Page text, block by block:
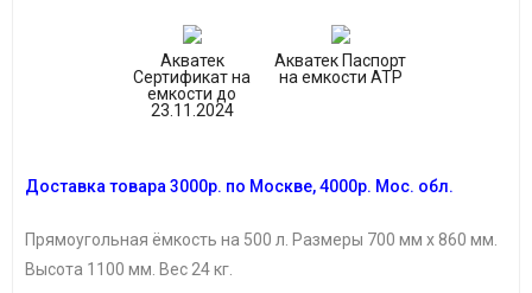
Акватек
Сертификат на
емкости до
23.11.2024
Акватек Паспорт
на емкости ATP
Доставка товара 3000р. по Москве, 4000р. Мос. обл.
Прямоугольная ёмкость на 500 л. Размеры 700 мм х 860 мм.
Высота 1100 мм. Вес 24 кг.